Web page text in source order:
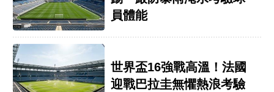
員體能
世界盃16強戰高溫！法國
迎戰巴拉圭無懼熱浪考驗